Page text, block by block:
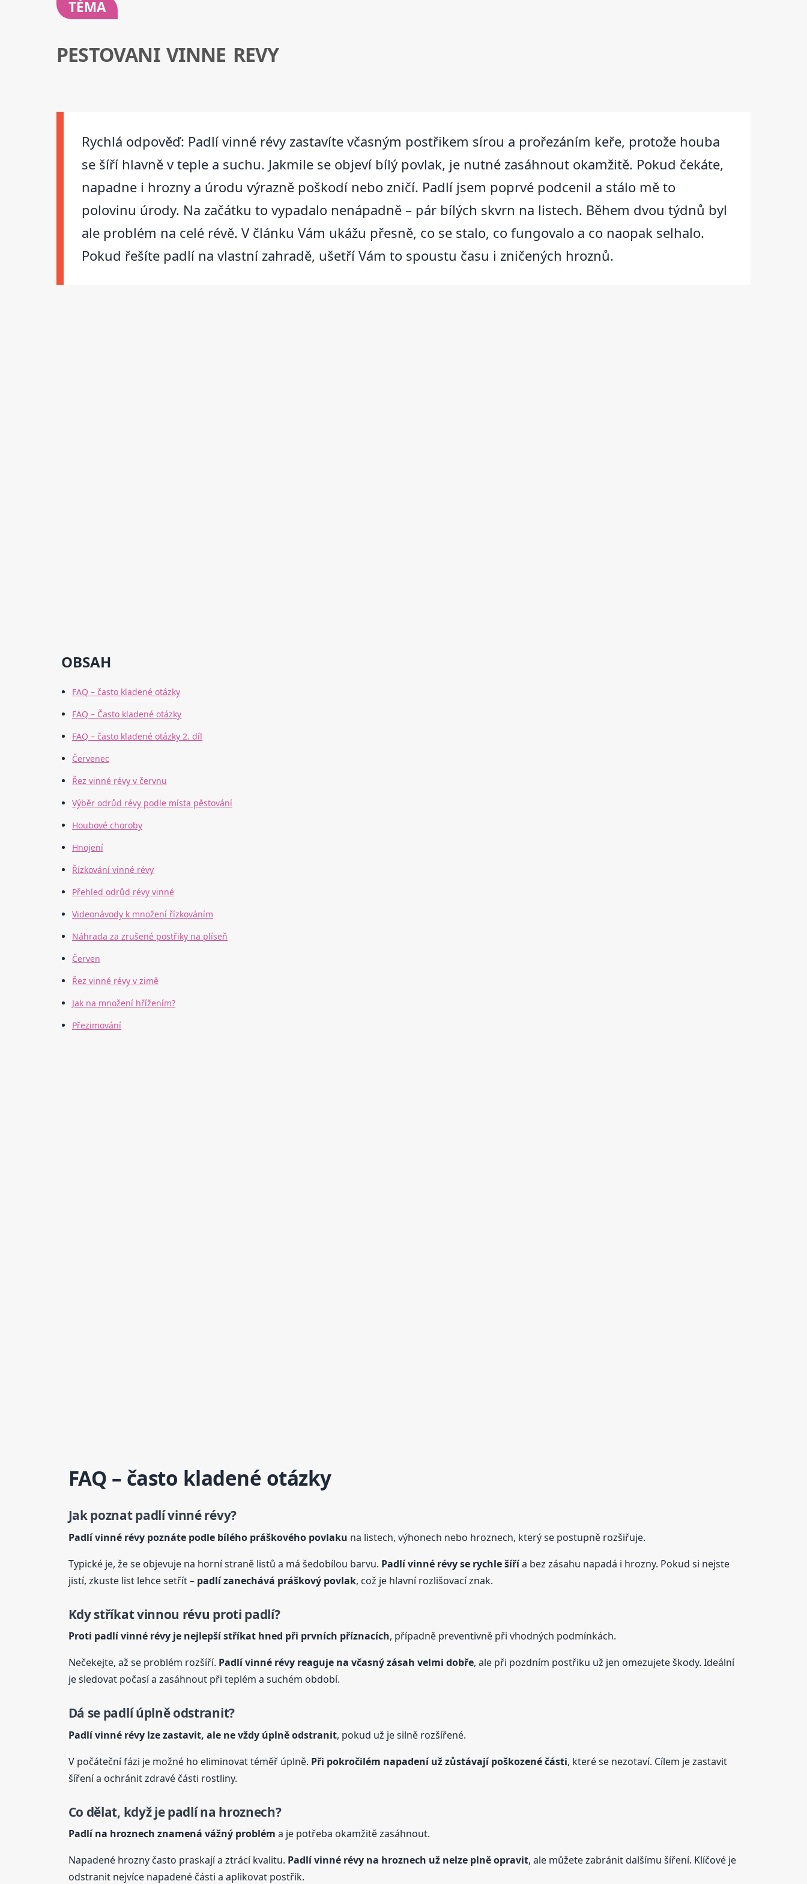
TÉMA
PESTOVANI VINNE REVY
Rychlá odpověď: Padlí vinné révy zastavíte včasným postřikem sírou a prořezáním keře, protože houba
se šíří hlavně v teple a suchu. Jakmile se objeví bílý povlak, je nutné zasáhnout okamžitě. Pokud čekáte,
napadne i hrozny a úrodu výrazně poškodí nebo zničí. Padlí jsem poprvé podcenil a stálo mě to
polovinu úrody. Na začátku to vypadalo nenápadně – pár bílých skvrn na listech. Během dvou týdnů byl
ale problém na celé révě. V článku Vám ukážu přesně, co se stalo, co fungovalo a co naopak selhalo.
Pokud řešíte padlí na vlastní zahradě, ušetří Vám to spoustu času i zničených hroznů.
OBSAH
FAQ – často kladené otázky
FAQ – Často kladené otázky
FAQ – často kladené otázky 2. díl
Červenec
Řez vinné révy v červnu
Výběr odrůd révy podle místa pěstování
Houbové choroby
Hnojení
Řízkování vinné révy
Přehled odrůd révy vinné
Videonávody k množení řízkováním
Náhrada za zrušené postřiky na plíseň
Červen
Řez vinné révy v zimě
Jak na množení hřížením?
Přezimování
FAQ – často kladené otázky
Jak poznat padlí vinné révy?
Padlí vinné révy poznáte podle bílého práškového povlaku na listech, výhonech nebo hroznech, který se postupně rozšiřuje.
Typické je, že se objevuje na horní straně listů a má šedobílou barvu. Padlí vinné révy se rychle šířía bez zásahu napadá i hrozny. Pokud si nejste
jistí, zkuste list lehce setřít – padlí zanechává práškový povlak, což je hlavní rozlišovací znak.
Kdy stříkat vinnou révu proti padlí?
Proti padlí vinné révy je nejlepší stříkat hned při prvních příznacích, případně preventivně při vhodných podmínkách.
Nečekejte, až se problém rozšíří. Padlí vinné révy reaguje na včasný zásah velmi dobře, ale při pozdním postřiku už jen omezujete škody. Ideální
je sledovat počasí a zasáhnout při teplém a suchém období.
Dá se padlí úplně odstranit?
Padlí vinné révy lze zastavit, ale ne vždy úplně odstranit, pokud už je silně rozšířené.
V počáteční fázi je možné ho eliminovat téměř úplně. Při pokročilém napadení už zůstávají poškozené části, které se nezotaví. Cílem je zastavit
šíření a ochránit zdravé části rostliny.
Co dělat, když je padlí na hroznech?
Padlí na hroznech znamená vážný problém a je potřeba okamžitě zasáhnout.
Napadené hrozny často praskají a ztrácí kvalitu. Padlí vinné révy na hroznech už nelze plně opravit, ale můžete zabránit dalšímu šíření. Klíčové je
odstranit nejvíce napadené části a aplikovat postřik.